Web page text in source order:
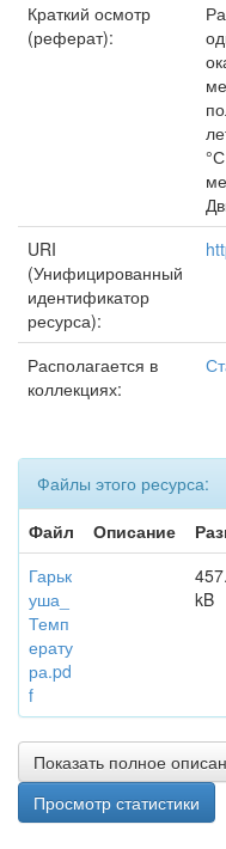
Краткий осмотр
(реферат):
URI
(Унифицированный
идентификатор
ресурса):
Располагается в
коллекциях:
Файлы этого ресурса:
Файл
Описание
Гарьк
уша_
Темп
ерату
ра.pd
f
kB
Показать полное
Просмотр статистики